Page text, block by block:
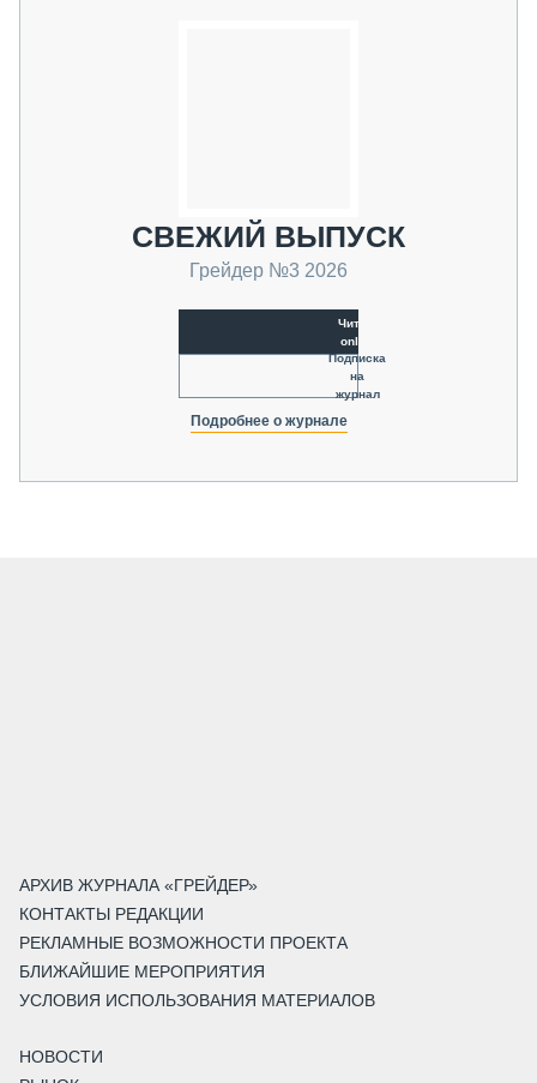
СВЕЖИЙ ВЫПУСК
Грейдер №3 2026
Читать
online
Подписка
на
журнал
Подробнее о журнале
АРХИВ ЖУРНАЛА «ГРЕЙДЕР»
КОНТАКТЫ РЕДАКЦИИ
РЕКЛАМНЫЕ ВОЗМОЖНОСТИ ПРОЕКТА
БЛИЖАЙШИЕ МЕРОПРИЯТИЯ
УСЛОВИЯ ИСПОЛЬЗОВАНИЯ МАТЕРИАЛОВ
НОВОСТИ